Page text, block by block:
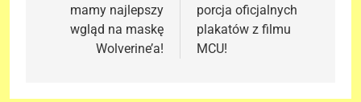
mamy najlepszy
wgląd na maskę
Wolverine’a!
porcja oficjalnych
plakatów z filmu
MCU!